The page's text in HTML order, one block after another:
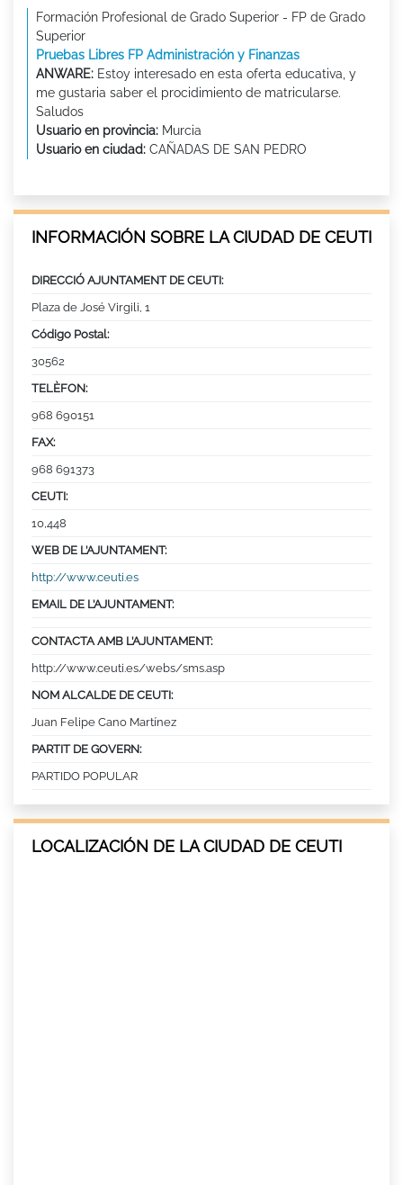
Formación Profesional de Grado Superior - FP de Grado
Superior
Pruebas Libres FP Administración y Finanzas
ANWARE: Estoy interesado en esta oferta educativa, y
me gustaria saber el procidimiento de matricularse.
Saludos
Usuario en provincia: Murcia
Usuario en ciudad: CAÑADAS DE SAN PEDRO
INFORMACIÓN SOBRE LA CIUDAD DE CEUTI
DIRECCIÓ AJUNTAMENT DE CEUTI:
Plaza de José Virgili, 1
Código Postal:
30562
TELÈFON:
968 690151
FAX:
968 691373
CEUTI:
10,448
WEB DE L’AJUNTAMENT:
http://www.ceuti.es
EMAIL DE L’AJUNTAMENT:
CONTACTA AMB L’AJUNTAMENT:
http://www.ceuti.es/webs/sms.asp
NOM ALCALDE DE CEUTI:
Juan Felipe Cano Martínez
PARTIT DE GOVERN:
PARTIDO POPULAR
LOCALIZACIÓN DE LA CIUDAD DE CEUTI